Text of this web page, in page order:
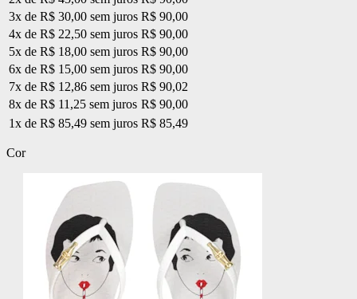
3x de R$ 30,00 sem juros R$ 90,00
4x de R$ 22,50 sem juros R$ 90,00
5x de R$ 18,00 sem juros R$ 90,00
6x de R$ 15,00 sem juros R$ 90,00
7x de R$ 12,86 sem juros R$ 90,02
8x de R$ 11,25 sem juros R$ 90,00
1x de R$ 85,49 sem juros R$ 85,49
Cor